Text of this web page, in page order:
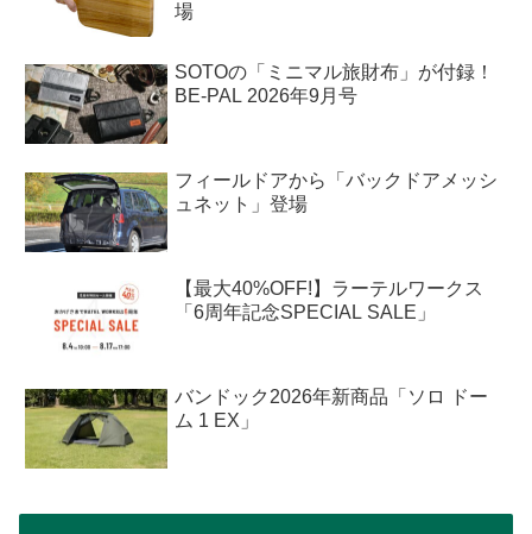
場
SOTOの「ミニマル旅財布」が付録！
BE-PAL 2026年9月号
フィールドアから「バックドアメッシ
ュネット」登場
【最大40%OFF!】ラーテルワークス
「6周年記念SPECIAL SALE」
バンドック2026年新商品「ソロ ドー
ム 1 EX」